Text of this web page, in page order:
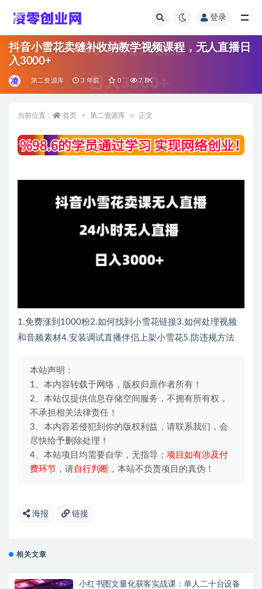
登录
抖音小雪花卖缝补收纳教学视频课程，无人直播日
入3000+
第二资源库 3 年前 0 7.8K
当前位置： 首页 第二资源库 正文
1.免费涨到1000粉2.如何找到小雪花链接3.如何处理视频
和音频素材4.安装调试直播伴侣上架小雪花5.防违规方法
本站声明：
1、本内容转载于网络，版权归原作者所有！
2、本站仅提供信息存储空间服务，不拥有所有权，
不承担相关法律责任！
3、本内容若侵犯到你的版权利益，请联系我们，会
尽快给予删除处理！
4、本站项目均需要自学，无指导； 项目如有涉及付
费环节 ，请自行判断 ，本站不负责项目的真伪！
海报 链接
相关文章
小红书图文量化获客实战课：单人二十台设备